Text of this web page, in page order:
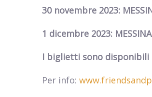
30 novembre 2023:
1 dicembre 2023: MESSINA
I biglietti sono disponibili
Per info: